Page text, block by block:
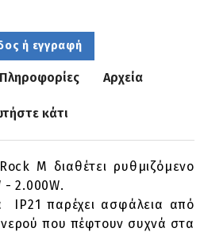
ή εγγραφή
Πληροφορίες Αρχεία
κάτι
M διαθέτει ρυθμιζόμενο
- 2.000W.
παρέχει ασφάλεια από
που πέφτουν συχνά στα